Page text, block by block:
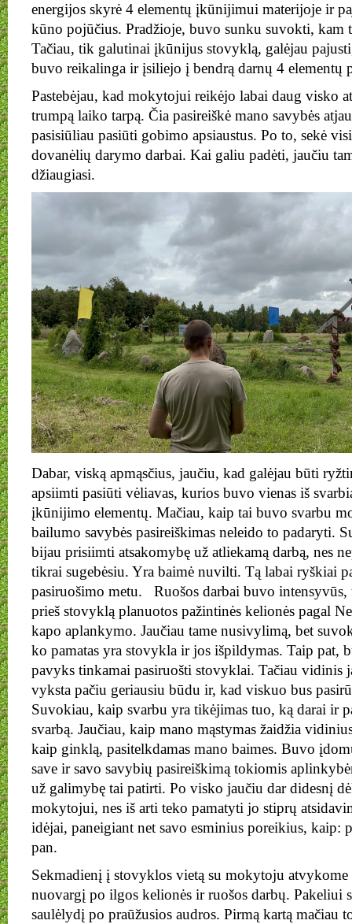
energijos skyrė 4 elementų įkūnijimui materijoje ir
kūno pojūčius. Pradžioje, buvo sunku suvokti, kam
Tačiau, tik galutinai įkūnijus stovyklą, galėjau
buvo reikalinga ir įsiliejo į bendrą darnų 4 elementų
Pastebėjau, kad mokytojui reikėjo labai daug visko
trumpą laiko tarpą. Čia pasireiškė mano savybės
pasisiūliau pasiūti gobimo apsiaustus. Po to, sekė
dovanėlių darymo darbai. Kai galiu padėti, jaučiu
džiaugiasi.
Dabar, viską apmąsčius, jaučiu, kad galėjau būti
apsiimti pasiūti vėliavas, kurios buvo vienas iš
įkūnijimo elementų. Mačiau, kaip tai buvo svarbu
bailumo savybės pasireiškimas neleido to padaryti.
bijau prisiimti atsakomybę už atliekamą darbą, nes
tikrai sugebėsiu. Yra baimė nuvilti. Tą labai ryškiai
pasiruošimo metu. Ruošos darbai buvo intensyvūs,
prieš stovyklą planuotos pažintinės kelionės pagal
kapo aplankymo. Jaučiau tame nusivylimą, bet
ko pamatas yra stovykla ir jos išpildymas. Taip pat,
pavyks tinkamai pasiruošti stovyklai. Tačiau vidinis
vyksta pačiu geriausiu būdu ir, kad viskuo bus
Suvokiau, kaip svarbu yra tikėjimas tuo, ką darai ir
svarbą. Jaučiau, kaip mano mąstymas žaidžia
kaip ginklą, pasitelkdamas mano baimes. Buvo
save ir savo savybių pasireiškimą tokiomis
už galimybę tai patirti. Po visko jaučiu dar didesnį
mokytojui, nes iš arti teko pamatyti jo stiprų
idėjai, paneigiant net savo esminius poreikius, kaip:
pan.
Sekmadienį į stovyklos vietą su mokytoju atvykome
nuovargį po ilgos kelionės ir ruošos darbų. Pakeliui
saulėlydį po praūžusios audros. Pirmą kartą mačiau